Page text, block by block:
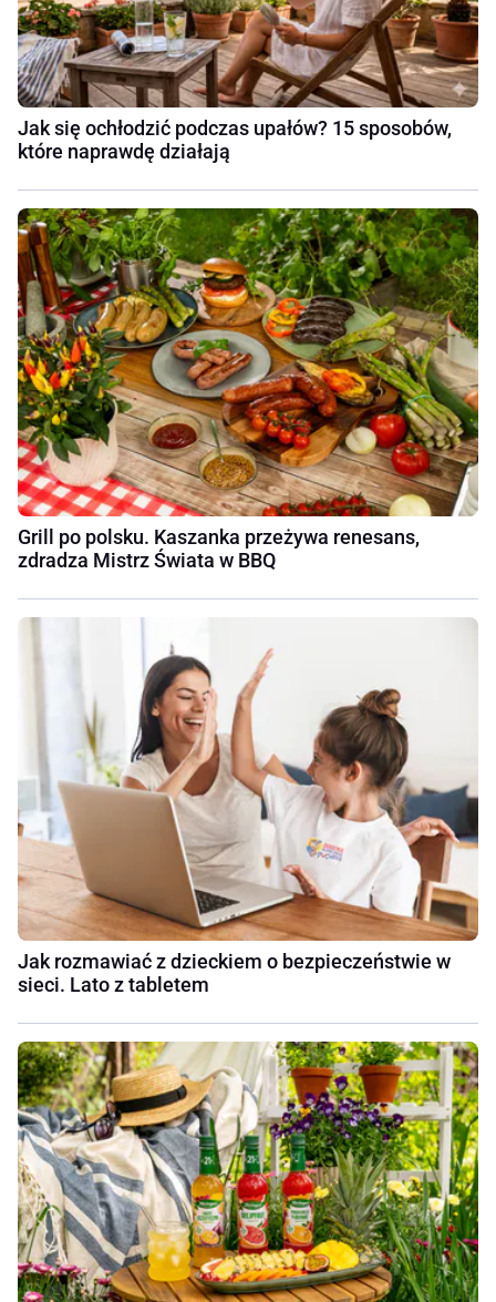
Jak się ochłodzić podczas upałów? 15 sposobów,
które naprawdę działają
Grill po polsku. Kaszanka przeżywa renesans,
zdradza Mistrz Świata w BBQ
Jak rozmawiać z dzieckiem o bezpieczeństwie w
sieci. Lato z tabletem